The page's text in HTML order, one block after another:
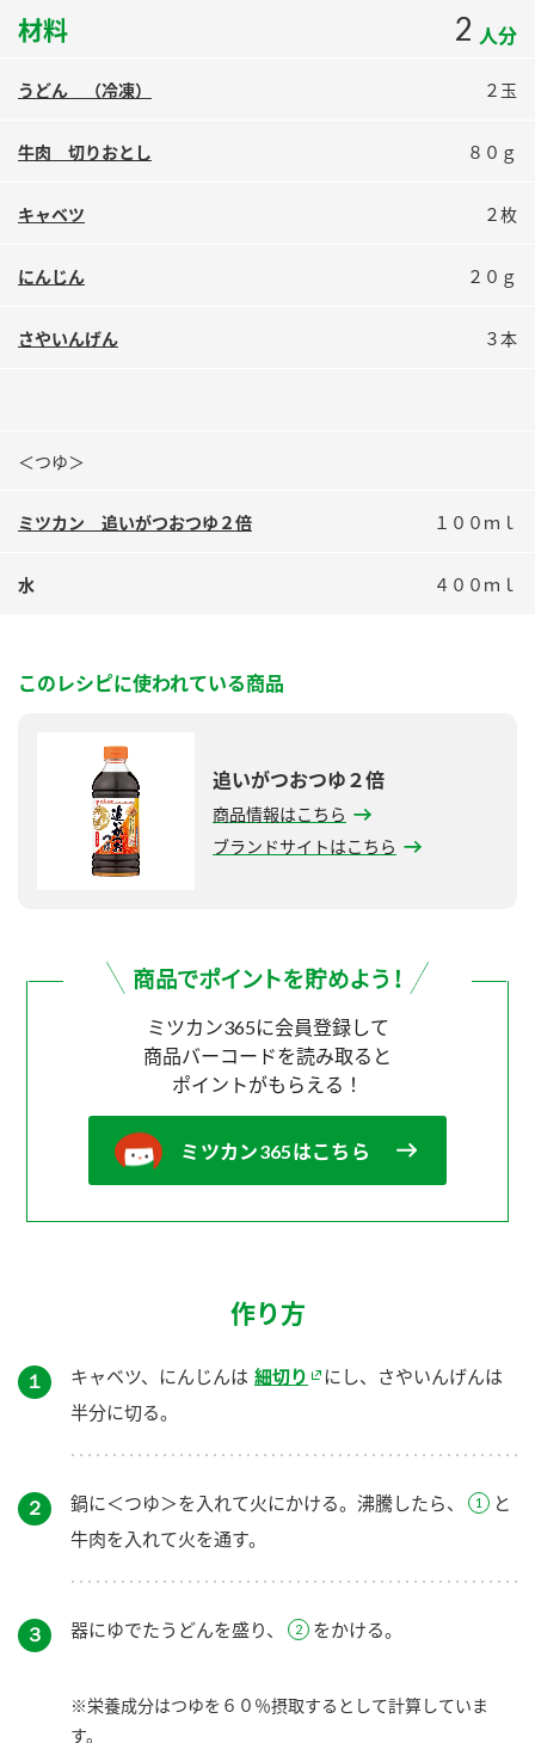
すしラボ
鍋奉行マニュアル
人気商品 ＋ おすすめレシピ
おいしさと健康への取り組み
ミツカン公式通販
業務用サイト
材料 2 人分
うどん （冷凍） ２玉
牛肉 切りおとし ８０ｇ
キャベツ ２枚
にんじん ２０ｇ
さやいんげん ３本
＜つゆ＞
ミツカン 追いがつおつゆ２倍 １００ｍｌ
水 ４００ｍｌ
このレシピに使われている商品
追いがつおつゆ２倍
商品情報はこちら
ブランドサイトはこちら
ミツカン365に会員登録して
商品バーコードを読み取ると
ポイントがもらえる！
ミツカン365はこちら
作り方
１ キャベツ、にんじんは 細切り
にし、さやいんげんは
半分に切る。
２ 鍋に＜つゆ＞を入れて火にかける。沸騰したら、
と
牛肉を入れて火を通す。
３ 器にゆでたうどんを盛り、 をかける。
※栄養成分はつゆを６０％摂取するとして計算していま
す。